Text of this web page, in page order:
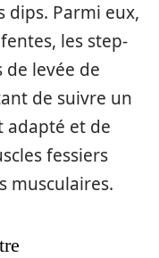
dips. Parmi eux,
les step-
de levée de
de suivre un
adapté et de
fessiers
musculaires.